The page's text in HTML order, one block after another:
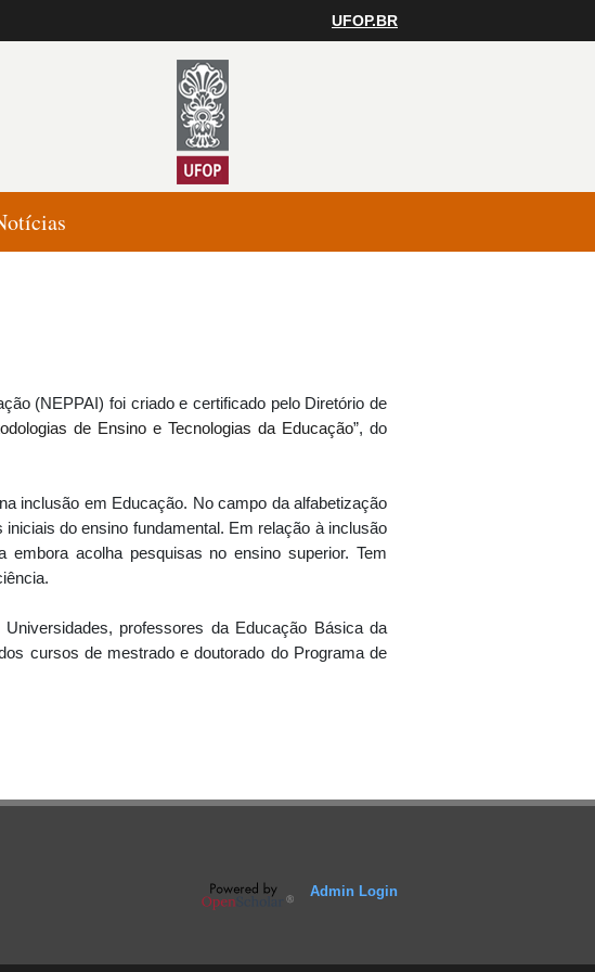
UFOP.BR
(NEPPAI) foi criado e certificado pelo Diretório de
de Ensino e Tecnologias da Educação”, do
inclusão em Educação. No campo da alfabetização
do ensino fundamental. Em relação à inclusão
acolha pesquisas no ensino superior. Tem
professores da Educação Básica da
cursos de mestrado e doutorado do Programa de
Admin Login